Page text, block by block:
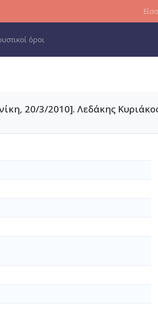
όροι
20/3/2010]. Λεδάκης